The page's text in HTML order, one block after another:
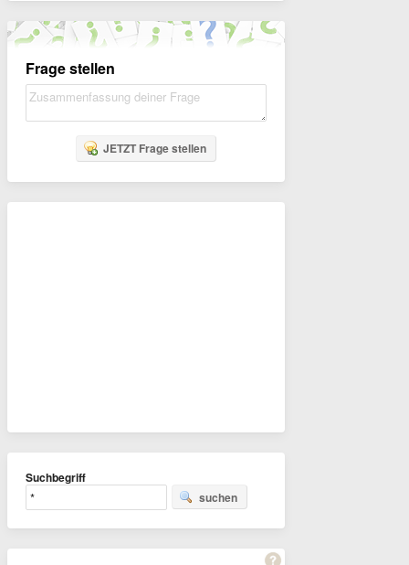
Frage stellen
JETZT Frage stellen
Suchbegriff
suchen